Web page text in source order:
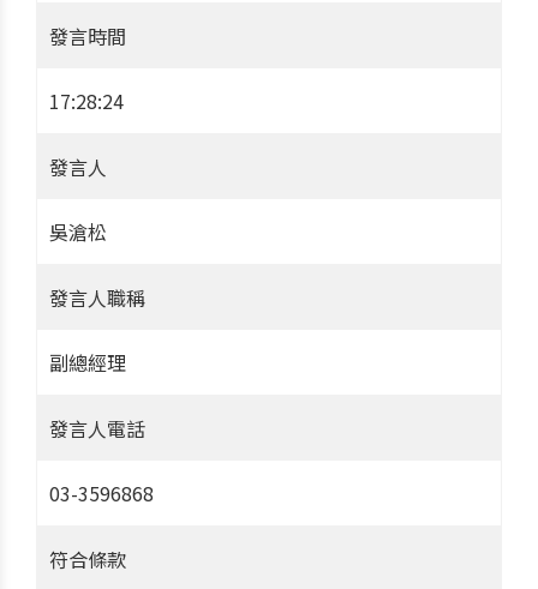
發言時間
17:28:24
發言人
吳滄松
發言人職稱
副總經理
發言人電話
03-3596868
符合條款